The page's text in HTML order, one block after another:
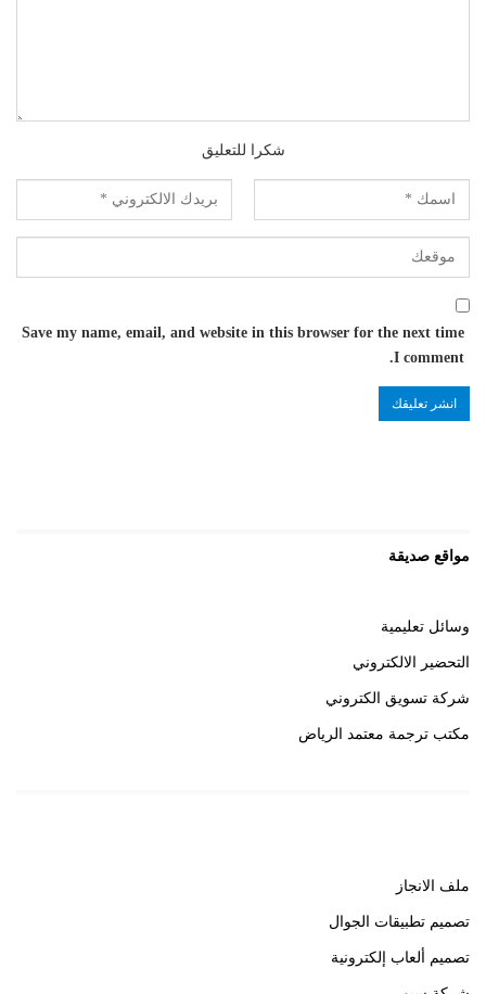
شكرا للتعليق
Save my name, email, and website in this browser for the next time
I comment.
مواقع صديقة
وسائل تعليمية
التحضير الالكتروني
شركة تسويق الكتروني
مكتب ترجمة معتمد الرياض
ملف الانجاز
تصميم تطبيقات الجوال
تصميم ألعاب إلكترونية